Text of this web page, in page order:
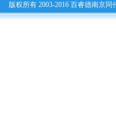
版权所有 2003-2016 百睿德南京同